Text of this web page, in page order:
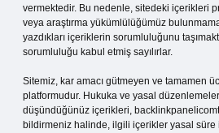
vermektedir. Bu nedenle, sitedeki içerikleri
veya araştırma yükümlülüğümüz
yazdıkları içeriklerin sorumluluğunu
sorumluluğu kabul etmiş sayılırlar.
Sitemiz, kar amacı gütmeyen ve tamamen
platformudur. Hukuka ve yasal
düşündüğünüz içerikleri,
bildirmeniz halinde, ilgili içerikler yasal süre